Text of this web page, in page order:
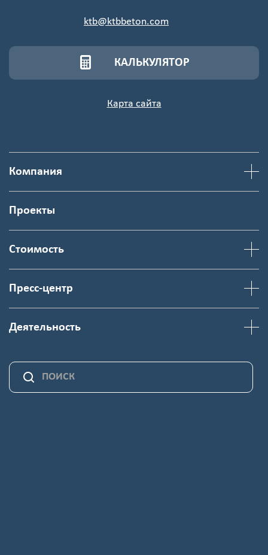
ktb@ktbbeton.com
КАЛЬКУЛЯТОР
Карта сайта
Компания
Проекты
Стоимость
Пресс-центр
Деятельность